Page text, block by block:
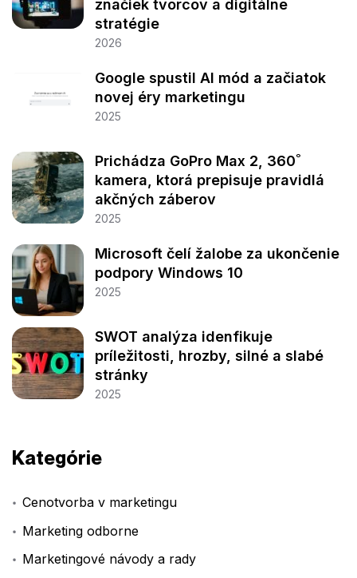
značiek tvorcov a digitálne
stratégie
2026
Google spustil AI mód a začiatok
novej éry marketingu
2025
Prichádza GoPro Max 2, 360˚
kamera, ktorá prepisuje pravidlá
akčných záberov
2025
Microsoft čelí žalobe za ukončenie
podpory Windows 10
2025
SWOT analýza idenfikuje
príležitosti, hrozby, silné a slabé
stránky
2025
Kategórie
Cenotvorba v marketingu
Marketing odborne
Marketingové návody a rady